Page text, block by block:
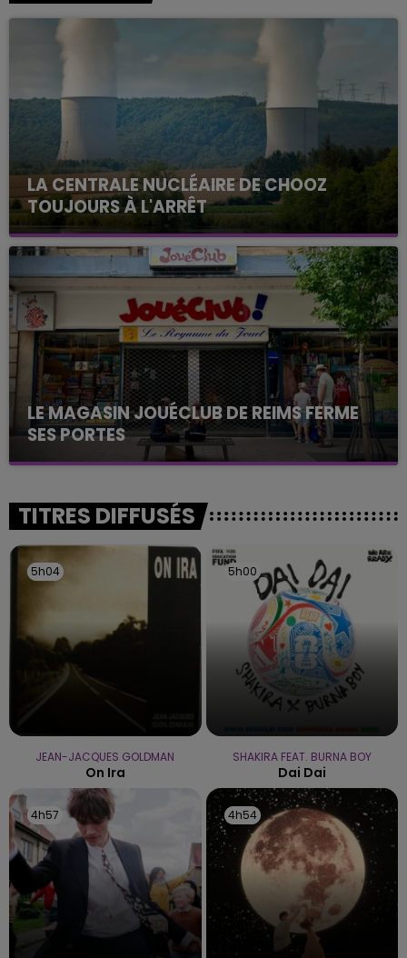
LA CENTRALE NUCLÉAIRE DE CHOOZ
TOUJOURS À L'ARRÊT
Cela fait déjà une semaine que la centrale
nucléaire ardennaise est à l'arrêt. Une situation
justifiée par la sécheresse intense qui est toujours
présente.
LE MAGASIN JOUÉCLUB DE REIMS FERME
SES PORTES
C'était l'une des institutions du centre-ville
fermer ses portes.
TITRES DIFFUSÉS
5h04
5h04
JEAN-JACQUES GOLDMAN
On Ira
5h00
5h00
SHAKIRA FEAT. BURNA BOY
Dai Dai
4h57
4h57 4h54
4h54